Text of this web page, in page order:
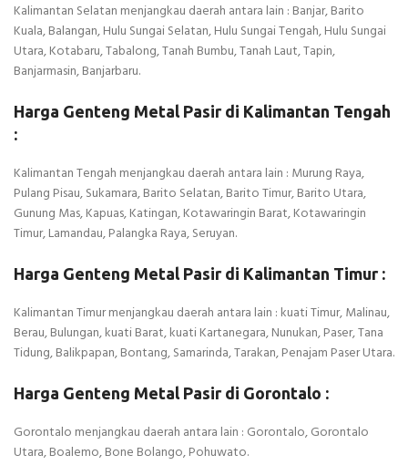
Kalimantan Selatan menjangkau daerah antara lain : Banjar, Barito
Kuala, Balangan, Hulu Sungai Selatan, Hulu Sungai Tengah, Hulu Sungai
Utara, Kotabaru, Tabalong, Tanah Bumbu, Tanah Laut, Tapin,
Banjarmasin, Banjarbaru.
Harga Genteng Metal Pasir di Kalimantan Tengah
:
Kalimantan Tengah menjangkau daerah antara lain : Murung Raya,
Pulang Pisau, Sukamara, Barito Selatan, Barito Timur, Barito Utara,
Gunung Mas, Kapuas, Katingan, Kotawaringin Barat, Kotawaringin
Timur, Lamandau, Palangka Raya, Seruyan.
Harga Genteng Metal Pasir di Kalimantan Timur :
Kalimantan Timur menjangkau daerah antara lain : kuati Timur, Malinau,
Berau, Bulungan, kuati Barat, kuati Kartanegara, Nunukan, Paser, Tana
Tidung, Balikpapan, Bontang, Samarinda, Tarakan, Penajam Paser Utara.
Harga Genteng Metal Pasir di Gorontalo :
Gorontalo menjangkau daerah antara lain : Gorontalo, Gorontalo
Utara, Boalemo, Bone Bolango, Pohuwato.